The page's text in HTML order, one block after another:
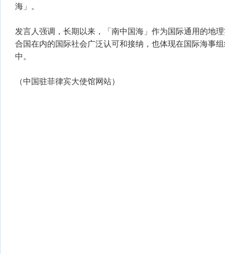
海」。
发言人强调，长期以来，「南中国海」作为国际通用的地
合国在内的国际社会广泛认可和接纳，也体现在国际海事
中。
（中国驻菲律宾大使馆网站）